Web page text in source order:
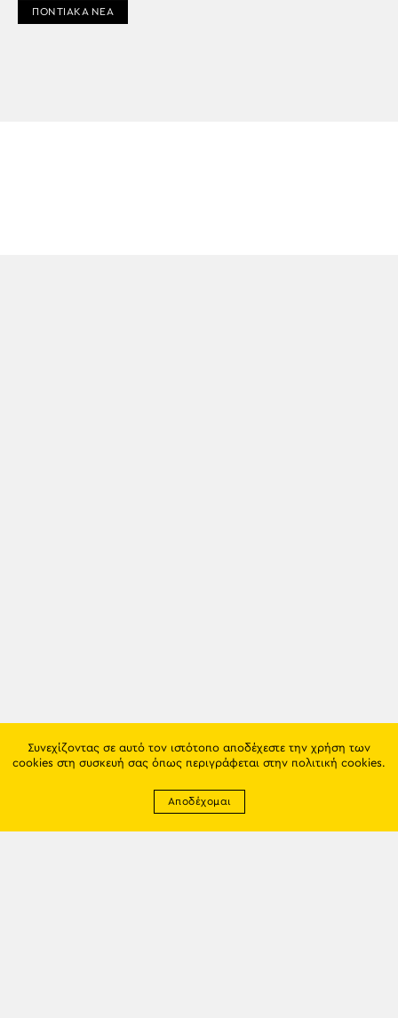
ΠΟΝΤΙΑΚΑ ΝΕΑ
Συνεχίζοντας σε αυτό τον ιστότοπο αποδέχεστε την χρήση των
cookies στη συσκευή σας όπως περιγράφεται στην πολιτική cookies.
Αποδέχομαι